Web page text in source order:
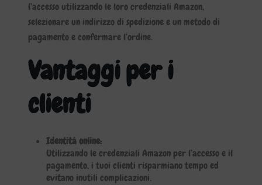
l’accesso utilizzando le loro credenziali Amazon,
selezionare un indirizzo di spedizione e un metodo di
pagamento e confermare l’ordine.
Vantaggi per i
clienti
Identità online:
Utilizzando le credenziali Amazon per l’accesso e il
pagamento, i tuoi clienti risparmiano tempo ed
evitano inutili complicazioni.